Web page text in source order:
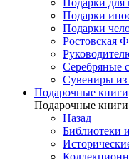
Подарки для
Подарки
Подарки
Ростовская
Серебряные
Сувениры из
Подарочные книги
Подарочные книги
Назад
Библиотеки